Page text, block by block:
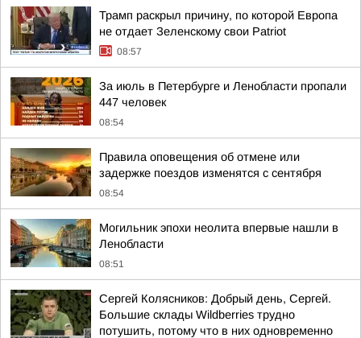
Трамп раскрыл причину, по которой Европа
не отдает Зеленскому свои Patriot
08:57
За июль в Петербурге и Ленобласти пропали
447 человек
08:54
Правила оповещения об отмене или
задержке поездов изменятся с сентября
08:54
Могильник эпохи неолита впервые нашли в
Ленобласти
08:51
Сергей Колясников: Добрый день, Сергей.
Большие склады Wildberries трудно
потушить, потому что в них одновременно